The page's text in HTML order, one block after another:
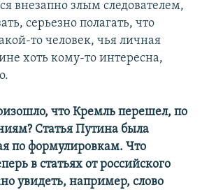
внезапно злым следователем,
серьезно полагать, что
то человек, чья личная
хоть кому-то интересна,
что Кремль перешел, по
Статья Путина была
по формулировкам. Что
в статьях от российского
увидеть, например, слово